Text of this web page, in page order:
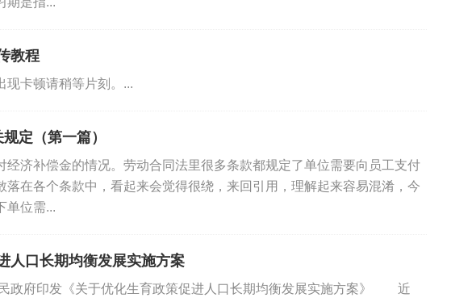
教程
现卡顿请稍等片刻。...
定（第一篇）
经济补偿金的情况。劳动合同法里很多条款都规定了单位需要向员工支付
落在各个条款中，看起来会觉得很绕，来回引用，理解起来容易混淆，今
单位需...
人口长期均衡发展实施方案
政府印发《关于优化生育政策促进人口长期均衡发展实施方案》 近